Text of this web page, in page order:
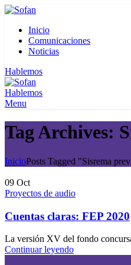
Inicio
Comunicaciones
Noticias
Hablemos
Hablemos
Menu
Tag Archives:
InicioPosts Tagged "Sisrema
09 Oct
Proyectos de audio
Cuentas claras: FEP 2020
La versión XV del fondo
Continuar leyendo